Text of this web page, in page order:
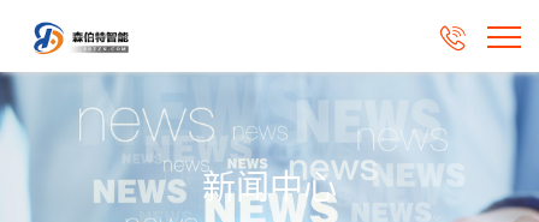

新闻中心